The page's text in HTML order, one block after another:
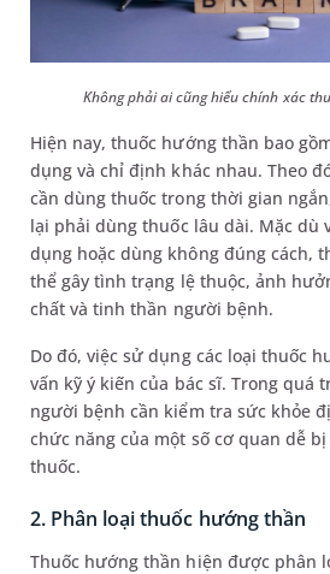
Không phải ai cũng hiểu chính xác
Hiện nay, thuốc hướng thần bao
dụng và chỉ định khác nhau. Theo
cần dùng thuốc trong thời gian
lại phải dùng thuốc lâu dài. Mặc dù
dụng hoặc dùng không đúng cách,
thể gây tình trạng lệ thuộc, ảnh
chất và tinh thần người bệnh.
Do đó, việc sử dụng các loại thuốc
vấn kỹ ý kiến của bác sĩ. Trong quá
người bệnh cần kiểm tra sức khỏe
chức năng của một số cơ quan dễ
thuốc.
2. Phân loại thuốc hướng thần
Thuốc hướng thần hiện được phân